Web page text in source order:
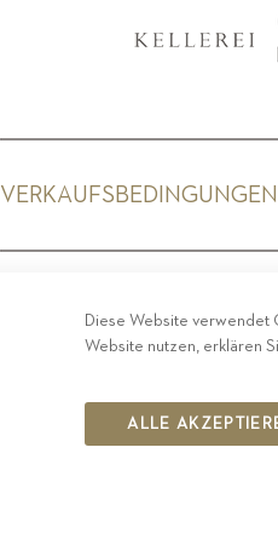
VERKAUFSBEDINGUNGEN
Diese Website verwendet
Website nutzen, erklären
ALLE